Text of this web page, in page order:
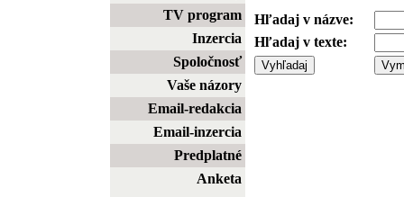
TV program
Inzercia
Spoločnosť
Vaše názory
Email-redakcia
Email-inzercia
Predplatné
Anketa
Hľadaj v názve:
Hľadaj v texte: